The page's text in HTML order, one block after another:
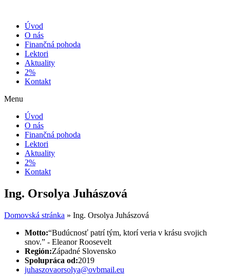
obsah
Úvod
O nás
Finančná pohoda
Lektori
Aktuality
2%
Kontakt
Menu
Úvod
O nás
Finančná pohoda
Lektori
Aktuality
2%
Kontakt
Ing. Orsolya Juhászová
Domovská stránka » Ing. Orsolya Juhászová
Motto:“Budúcnosť patrí tým, ktorí veria v krásu svojich
snov.” - Eleanor Roosevelt
Región:Západné Slovensko
Spolupráca od:2019
juhaszovaorsolya@ovbmail.eu